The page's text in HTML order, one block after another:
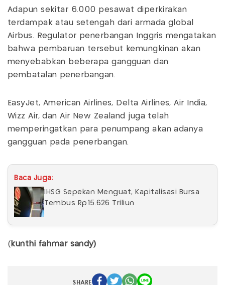
Adapun sekitar 6.000 pesawat diperkirakan
terdampak atau setengah dari armada global
Airbus. Regulator penerbangan Inggris mengatakan
bahwa pembaruan tersebut kemungkinan akan
menyebabkan beberapa gangguan dan
pembatalan penerbangan.
EasyJet, American Airlines, Delta Airlines, Air India,
Wizz Air, dan Air New Zealand juga telah
memperingatkan para penumpang akan adanya
gangguan pada penerbangan.
Baca Juga:
IHSG Sepekan Menguat, Kapitalisasi Bursa
Tembus Rp15.626 Triliun
( kunthi fahmar sandy)
SHARE